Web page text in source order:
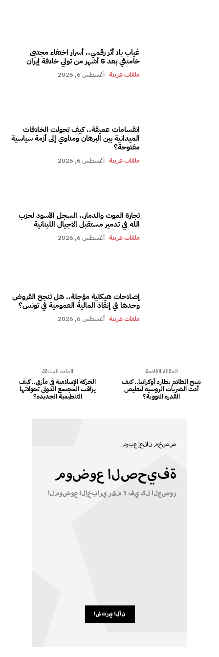
غياب بلا أثر رقمي.. أسرار اختفاء مجتبى
خامنئي بعد 5 أشهر من تولي خلافة إيران
ملفات عربية أغسطس 6, 2026
انقسامات عميقة.. كيف تحولت الخلافات
الميدانية بين البرهان ومناوي إلى أزمة سياسية
مفتوحة؟
ملفات عربية أغسطس 6, 2026
تجارة الموت والدمار.. السجل الأسود لحزب
الله في تدمير مستقبل الأجيال اللبنانية
ملفات عربية أغسطس 6, 2026
إصلاحات هيكلية مؤجلة.. هل تنجح القروض
وحدها في إنقاذ المالية العمومية في تونس؟
ملفات عربية أغسطس 6, 2026
المادة السابقة
الحركة الإسلامية في مأزق.. كيف
يراقب المجتمع الدولي تحولاتها
التنظيمية الجديدة؟
المقالة القادمة
شبح الظلام يطارد أوكرانيا.. كيف
أدت الضربات الروسية لتقليص
القدرة النووية؟